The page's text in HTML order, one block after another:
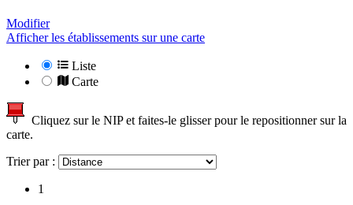
Modifier
Afficher les établissements sur une carte
Liste
Carte
Cliquez sur le NIP et faites-le glisser pour le repositionner sur la
carte.
Trier par :
1